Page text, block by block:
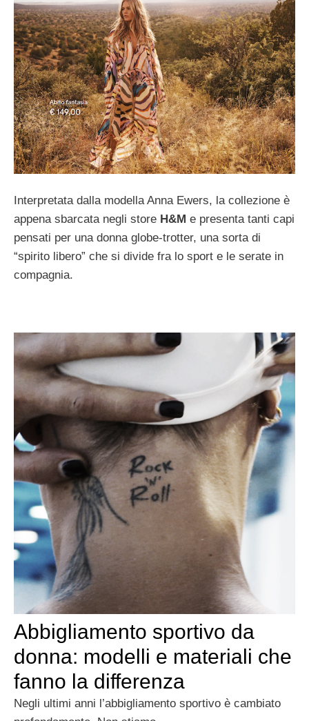
Interpretata dalla modella Anna Ewers, la collezione è
appena sbarcata negli store H&M e presenta tanti capi
pensati per una donna globe-trotter, una sorta di
“spirito libero” che si divide fra lo sport e le serate in
compagnia.
Abbigliamento sportivo da
donna: modelli e materiali che
fanno la differenza
Negli ultimi anni l’abbigliamento sportivo è cambiato